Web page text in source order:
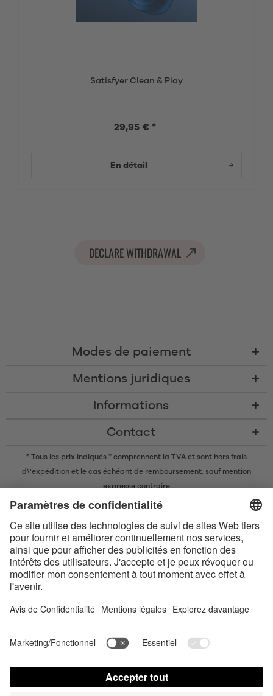
Satisfyer Clean & Play
29,95 € *
En détail
DECLARE WITHDRAWAL
Modes de paiement
Mentions juridiques
Informations
Contact
* Tous les prix indiqués * comprennent la TVA et sont hors frais
d\'expédition et le cas échéant de remboursement, sauf mention
expresse contraire
* La marque nominative et les logos Bluetooth® sont des marques
utilisation de ces marques par Satisfyer GmbH est soumise à une licence.
Apple, le logo Apple et Apple Watch sont des marques commerciales
d’Apple Inc. Google Play et le logo Google Play sont des marques
commerciales de Google LLC.